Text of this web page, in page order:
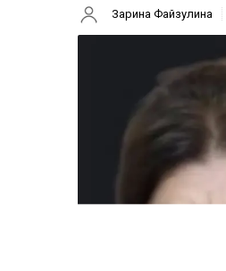
Зарина Файзулина